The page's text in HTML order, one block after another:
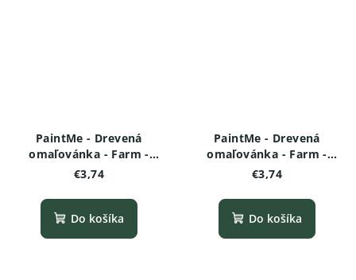
PaintMe - Drevená
omaľovánka - Farm -
Kozliatko
€3,74
Do košíka
PaintMe - Drevená
omaľovánka - Farm -
Kohút
€3,74
Do košíka